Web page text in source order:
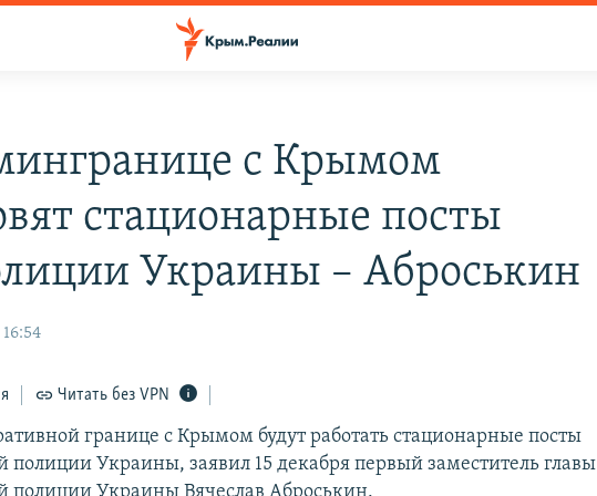
с Крымом
стационарные посты
Украины – Аброськин
Читать без VPN
границе с Крымом будут работать стационарные посты
полиции Украины, заявил 15 декабря первый заместитель главы